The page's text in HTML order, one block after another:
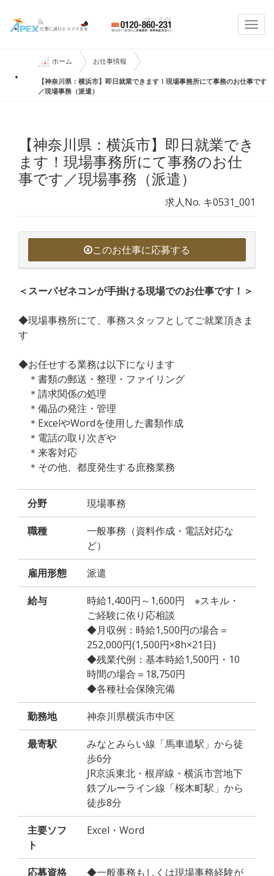
ホーム お仕事情報
【神奈川県：横浜市】即日就業できます！現場事務所にて事務のお仕事です
／現場事務（派遣）
【神奈川県：横浜市】即日就業でき
ます！現場事務所にて事務のお仕
事です／現場事務（派遣）
求人No. キ0531_001
このお仕事に応募する
＜スーパゼネコンが手掛ける現場でのお仕事です！＞
◆現場事務所にて、事務スタッフとしてご就業頂きま
す
◆お任せする業務は以下になります
＊書類の郵送・整理・ファイリング
＊請求関係の処理
＊備品の発注・管理
＊ExcelやWordを使用した書類作成
＊電話の取り次ぎや
＊来客対応
＊その他、都度発生する庶務業務
分野 現場事務
職種
一般事務（資料作成・電話対応な
ど）
雇用形態 派遣
給与
時給1,400円～1,600円 ※スキル・
ご経験に依り応相談
◆月収例：時給1,500円の場合＝
252,000円(1,500円×8h×21日)
◆残業代例：基本時給1,500円・10
時間の場合＝18,750円
◆各種社会保険完備
勤務地 神奈川県横浜市中区
最寄駅
みなとみらい線「馬車道駅」から徒
歩6分
JR京浜東北・根岸線・横浜市営地下
鉄ブルーライン線「桜木町駅」から
徒歩8分
主要ソフ
ト
Excel・Word
応募資格
◆一般事務もしくは現場事務経験が